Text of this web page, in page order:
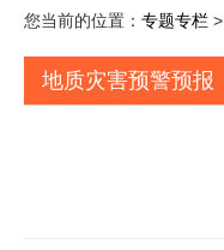
您当前的位置： 专题专栏 >
地质灾害预警预报